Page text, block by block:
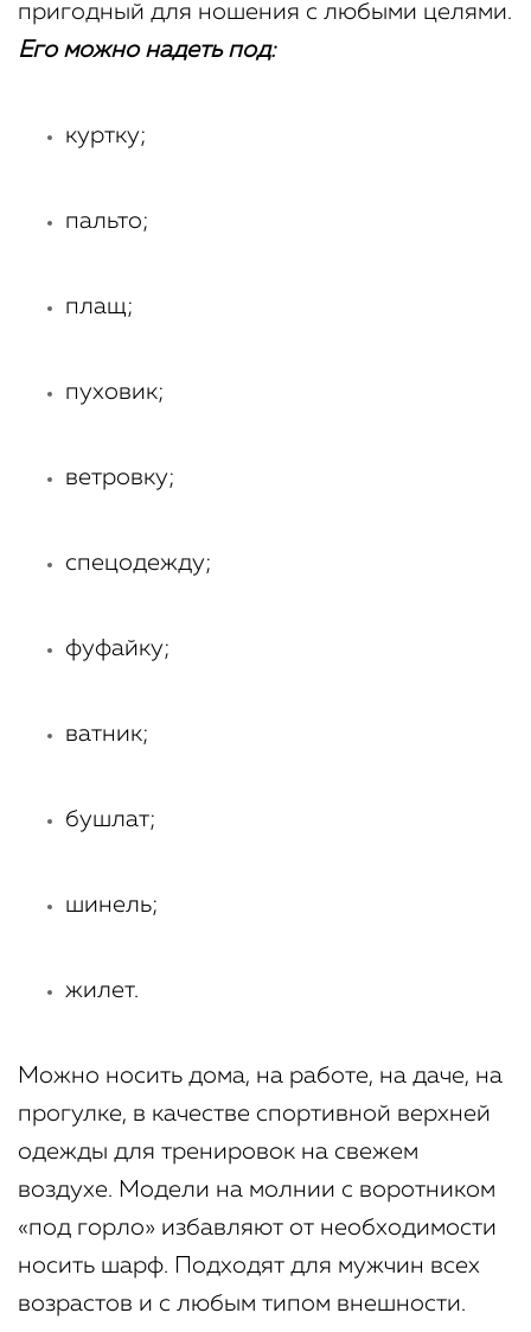
пригодный для ношения с любыми целями.
Его можно надеть под:
куртку;
пальто;
плащ;
пуховик;
ветровку;
спецодежду;
фуфайку;
ватник;
бушлат;
шинель;
жилет.
Можно носить дома, на работе, на даче, на
прогулке, в качестве спортивной верхней
одежды для тренировок на свежем
воздухе. Модели на молнии с воротником
«под горло» избавляют от необходимости
носить шарф. Подходят для мужчин всех
возрастов и с любым типом внешности.